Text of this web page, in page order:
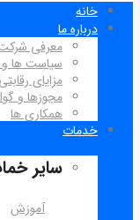
خانه
درباره ما
معرفی
سیاست ها
مزایای رقابتی
مجوزها و
همکاری ها
خدمات
سایر
آموزش